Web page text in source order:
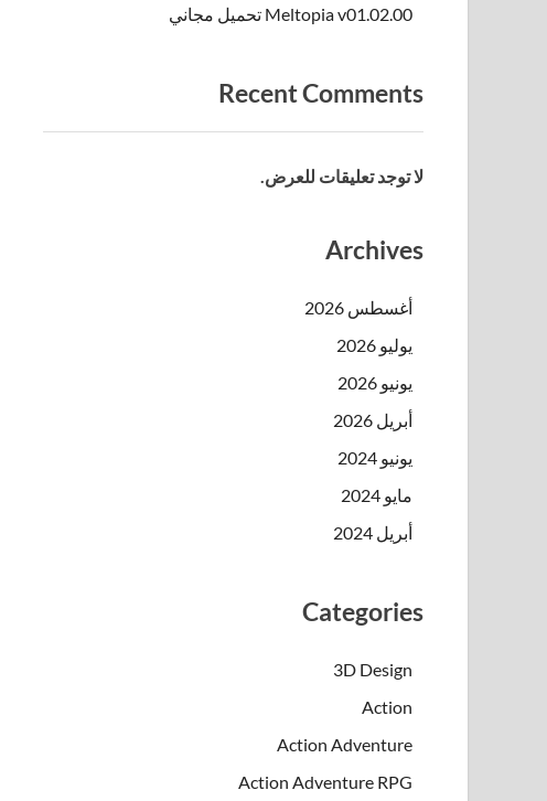
Meltopia v01.02.00 تحميل مجاني
Recent Comments
لا توجد تعليقات للعرض.
Archives
أغسطس 2026
يوليو 2026
يونيو 2026
أبريل 2026
يونيو 2024
مايو 2024
أبريل 2024
Categories
3D Design
Action
Action Adventure
Action Adventure RPG